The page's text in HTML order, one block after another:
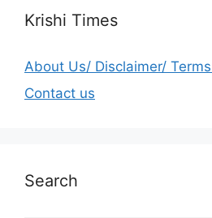
Krishi Times
About Us/ Disclaimer/
Contact us
Search